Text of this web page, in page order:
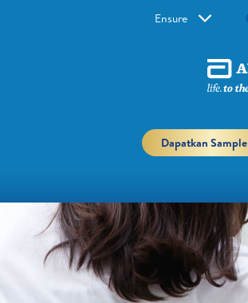
Ensure
Dapatkan Sample